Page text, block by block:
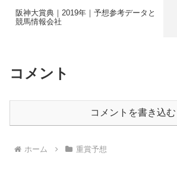
阪神大賞典｜2019年｜予想参考データと
競馬情報会社
コメント
コメントを書き込む
ホーム 重賞予想